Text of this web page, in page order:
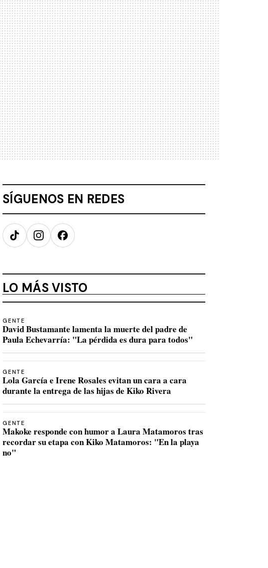
SÍGUENOS EN REDES
TikTokInstagramFacebook
LO MÁS VISTO
GENTE
David Bustamante lamenta la muerte del padre de
Paula Echevarría: "La pérdida es dura para todos"
GENTE
Lola García e Irene Rosales evitan un cara a cara
durante la entrega de las hijas de Kiko Rivera
GENTE
Makoke responde con humor a Laura Matamoros tras
recordar su etapa con Kiko Matamoros: "En la playa
no"